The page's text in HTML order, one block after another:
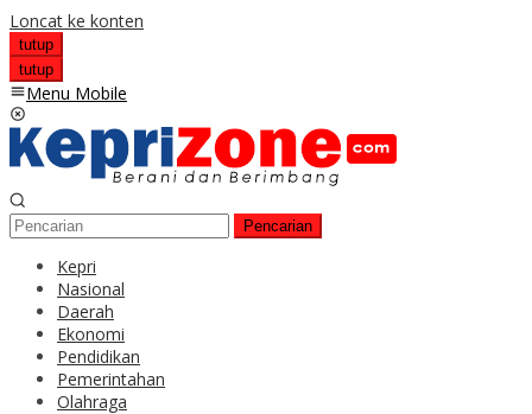
Loncat ke konten
tutup
tutup
Menu Mobile
Pencarian
Kepri
Nasional
Daerah
Ekonomi
Pendidikan
Pemerintahan
Olahraga